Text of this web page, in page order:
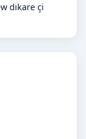
dikare çi